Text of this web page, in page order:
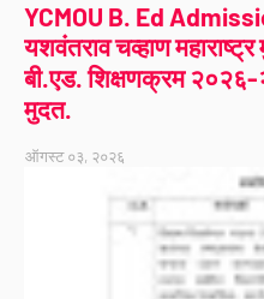
YCMOU B. Ed
यशवंतराव चव्हाण महाराष्ट्र
बी.एड. शिक्षणक्रम
मुदत.
ऑगस्ट ०३, २०२६